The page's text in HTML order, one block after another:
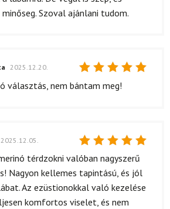
Szoval ajánlani tudom.
Értékelés:
2025.12.20.
választás, nem bántam meg!
Értékelés:
/ 5
2025.12.05.
térdzokni valóban nagyszerű
Nagyon kellemes tapintású, és jól
Az ezüstionokkal való kezelése
komfortos viselet, és nem